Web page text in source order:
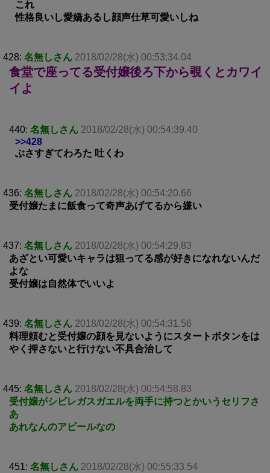
これ
性格良いし愛嬌あるし顔声仕草可愛いしね
428: 名無しさん 2018/02/28(水) 00:53:34.04
食堂で座ってる受付嬢後ろ下から覗くとカワイ
イよ
440: 名無しさん 2018/02/28(水) 00:54:39.40
>>428
ぶさすぎてわろた 吐くわ
436: 名無しさん 2018/02/28(水) 00:54:20.66
受付嬢たまに飯食って奇声あげてるから嫌い
437: 名無しさん 2018/02/28(水) 00:54:29.83
あざとい可愛いキャラは狙ってる感が好きになれないんだ
よな
受付嬢は自然体でいいよ
439: 名無しさん 2018/02/28(水) 00:54:31.56
料理頼むと受付嬢の顔を見ないようにスタートボタンをは
やく押さないと行けない不具合治して
445: 名無しさん 2018/02/28(水) 00:54:58.83
受付嬢がシビレガスガエルを両手に持つとかいうセリフさ
あ
あれなんのアピールなの
451: 名無しさん 2018/02/28(水) 00:55:33.54